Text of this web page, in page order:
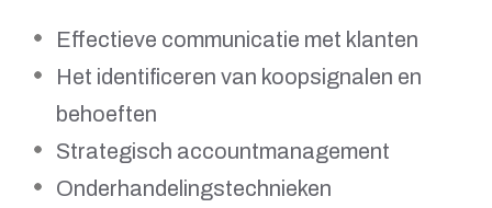
Effectieve communicatie met klanten
Het identificeren van koopsignalen en
behoeften
Strategisch accountmanagement
Onderhandelingstechnieken